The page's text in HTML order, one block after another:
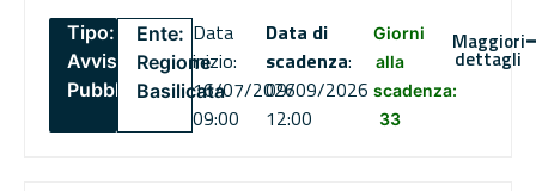
Tipo:
Avviso
Pubblico
Ente:
Regione
Basilicata
Data
inizio:
16/07/2026
09:00
Data di
scadenza:
09/09/2026
12:00
Giorni
alla
scadenza:
33
Maggiori
dettagli